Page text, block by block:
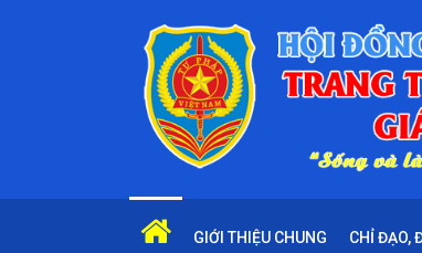
GIỚI THIỆU CHUNG CHỈ ĐẠO,